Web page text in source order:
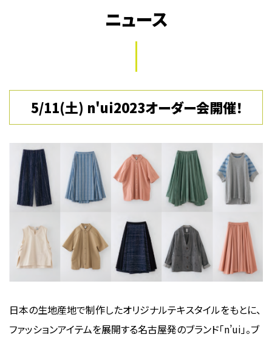
ニュース
5/11(土) n'ui2023オーダー会開催！
日本の生地産地で制作したオリジナルテキスタイルをもとに、
ファッションアイテムを展開する名古屋発のブランド「n’ui」。ブ